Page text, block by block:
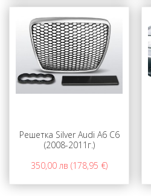
Решетка Silver Audi A6 C6
(2008-2011г.)
350,00 лв (178,95 €)